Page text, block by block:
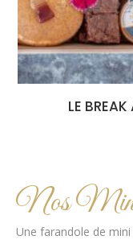
LE
Nos
Une farandole de